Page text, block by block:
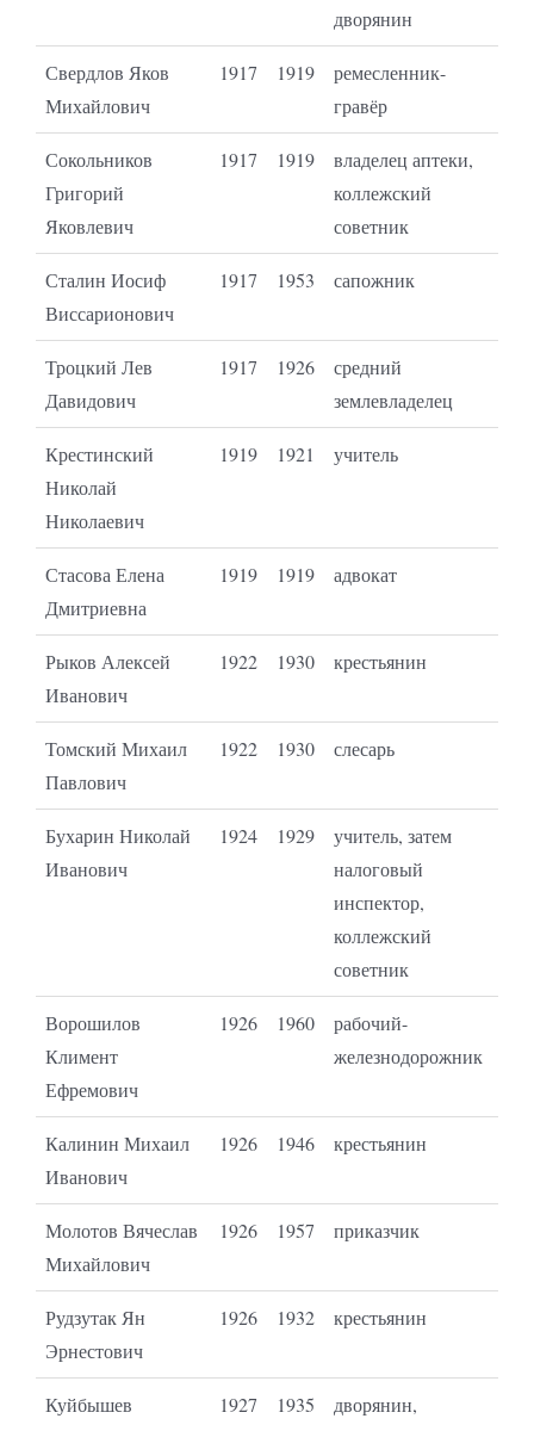
дворянин
Свердлов Яков
Михайлович
1917 1919
ремесленник-
гравёр
Сокольников
Григорий
Яковлевич
1917 1919
владелец аптеки,
коллежский
советник
Сталин Иосиф
Виссарионович
1917 1953 сапожник
Троцкий Лев
Давидович
1917 1926
средний
землевладелец
Крестинский
Николай
Николаевич
1919 1921 учитель
Стасова Елена
Дмитриевна
1919 1919 адвокат
Рыков Алексей
Иванович
1922 1930 крестьянин
Томский Михаил
Павлович
1922 1930 слесарь
Бухарин Николай
Иванович
1924 1929
учитель, затем
налоговый
инспектор,
коллежский
советник
Ворошилов
Климент
Ефремович
1926 1960
рабочий-
железнодорожник
Калинин Михаил
Иванович
1926 1946 крестьянин
Молотов Вячеслав
Михайлович
1926 1957 приказчик
Рудзутак Ян
Эрнестович
1926 1932 крестьянин
Куйбышев
1927 1935
дворянин,